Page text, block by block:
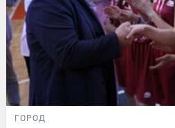
ГОРОД